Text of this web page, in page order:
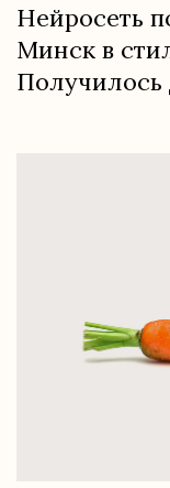
Нейросеть
Минск в
Получилось